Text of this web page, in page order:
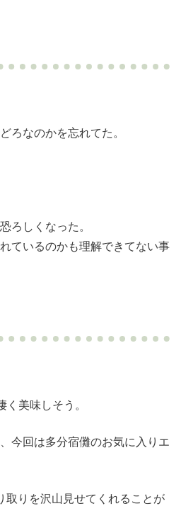
ろなのかを忘れてた。
ろしくなった。
ているのかも理解できてない事
美味しそう。
今回は多分宿儺のお気に入りエ
取りを沢山見せてくれることが